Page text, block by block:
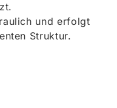
und erfolgt
Struktur.